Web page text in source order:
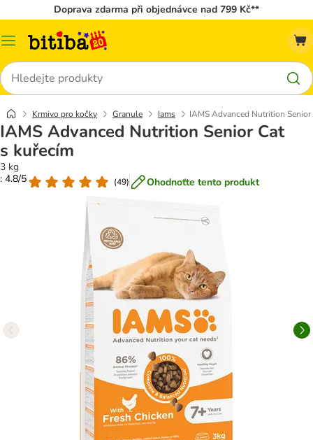
Doprava zdarma při objednávce nad 799 Kč**
Kategorie
Hledat
Krmivo pro kočky Granule Iams IAMS Advanced Nutrition Senior
IAMS Advanced Nutrition Senior Cat
s kuřecím
3 kg
: 4.8/5
(49) Ohodnoťte tento produkt